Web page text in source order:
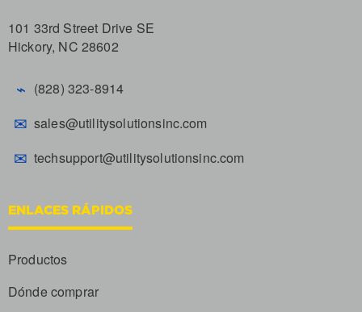
101 33rd Street Drive SE
Hickory, NC 28602
⌁ (828) 323-8914
✉ sales@utilitysolutionsinc.com
✉ techsupport@utilitysolutionsinc.com
ENLACES RÁPIDOS
Productos
Dónde comprar